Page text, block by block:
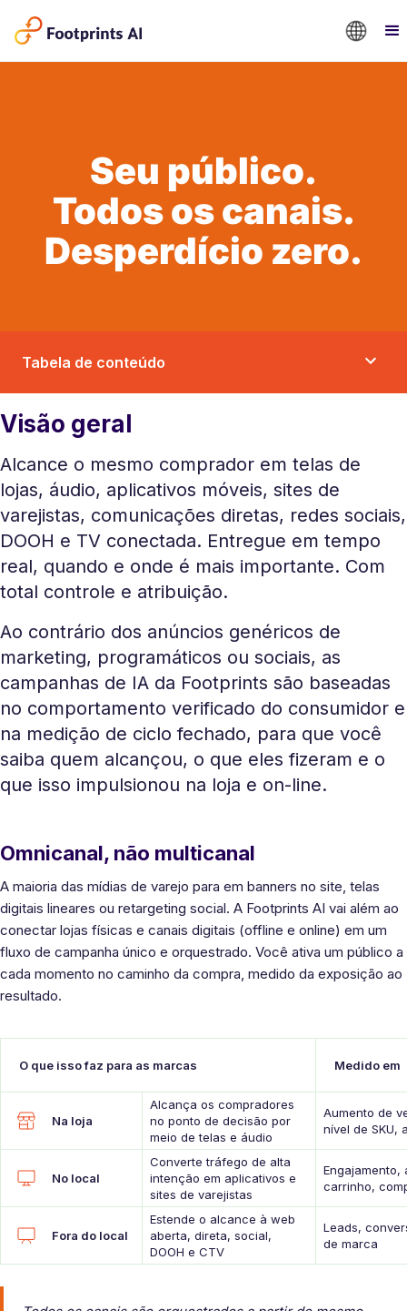
Seu público.
Todos os canais.
Desperdício zero.
Tabela de conteúdo
Visão geral
Alcance o mesmo comprador em telas de
lojas, áudio, aplicativos móveis, sites de
varejistas, comunicações diretas, redes sociais,
DOOH e TV conectada. Entregue em tempo
real, quando e onde é mais importante. Com
total controle e atribuição.
Ao contrário dos anúncios genéricos de
marketing, programáticos ou sociais, as
campanhas de IA da Footprints são baseadas
no comportamento verificado do consumidor e
na medição de ciclo fechado, para que você
saiba quem alcançou, o que eles fizeram e o
que isso impulsionou na loja e on-line.
Omnicanal, não multicanal
A maioria das mídias de varejo para em banners no site, telas
digitais lineares ou retargeting social. A Footprints AI vai além ao
conectar lojas físicas e canais digitais (offline e online) em um
fluxo de campanha único e orquestrado. Você ativa um público a
cada momento no caminho da compra, medido da exposição ao
resultado.
O que isso faz para as marcas Medido em
Na loja
Alcança os compradores
no ponto de decisão por
meio de telas e áudio
Aumento de
nível de SKU,
No local
Converte tráfego de alta
intenção em aplicativos e
sites de varejistas
Engajamento,
carrinho,
Fora do local
Estende o alcance à web
aberta, direta, social,
DOOH e CTV
Leads,
de marca